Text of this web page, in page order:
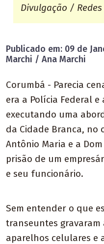
Divulgação / Redes
Publicado em: 09 de
Marchi / Ana Marchi
Corumbá - Parecia
era a Polícia Federal e
executando uma
da Cidade Branca, no
Antônio Maria e a
prisão de um
e seu funcionário.
Sem entender o que
transeuntes gravaram
aparelhos celulares e